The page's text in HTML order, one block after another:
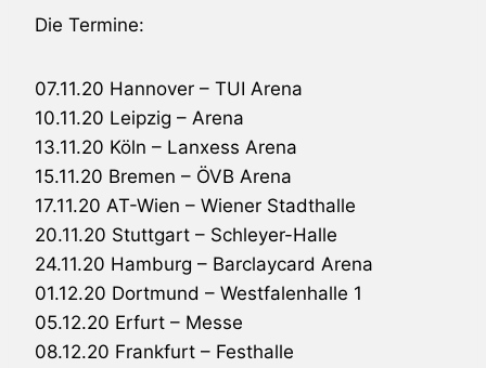
Die Termine:
07.11.20 Hannover – TUI Arena
10.11.20 Leipzig – Arena
13.11.20 Köln – Lanxess Arena
15.11.20 Bremen – ÖVB Arena
17.11.20 AT-Wien – Wiener Stadthalle
20.11.20 Stuttgart – Schleyer-Halle
24.11.20 Hamburg – Barclaycard Arena
01.12.20 Dortmund – Westfalenhalle 1
05.12.20 Erfurt – Messe
08.12.20 Frankfurt – Festhalle